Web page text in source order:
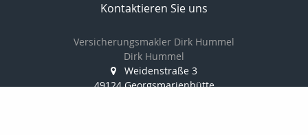
Kontaktieren Sie uns
Versicherungsmakler Dirk Hummel
Dirk Hummel
Weidenstraße 3
49124 Georgsmarienhütte